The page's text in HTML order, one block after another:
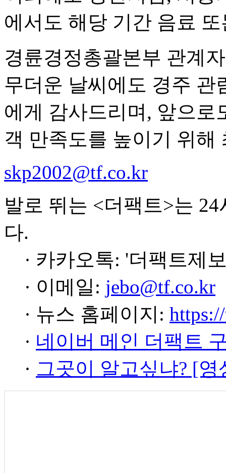
에서도 해당 기간 음료
경륜경정총괄본부 관계
무더운 날씨에도 경주 관
에게 감사드리며, 앞으로
객 만족도를 높이기 위
skp2002@tf.co.kr
발로 뛰는 <더팩트>는
다.
· 카카오톡: '더팩트제
· 이메일: jebo@tf.co.kr
· 뉴스 홈페이지:
· 네이버 메인 더팩트
· 그곳이 알고싶냐? [